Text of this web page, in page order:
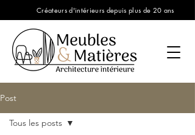
Créateurs d'intérieurs depuis plus de 20 ans
Post
Tous les posts